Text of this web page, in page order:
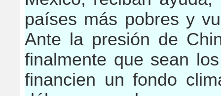
países más pobres y
Ante la presión de
finalmente que sean
financien un fondo